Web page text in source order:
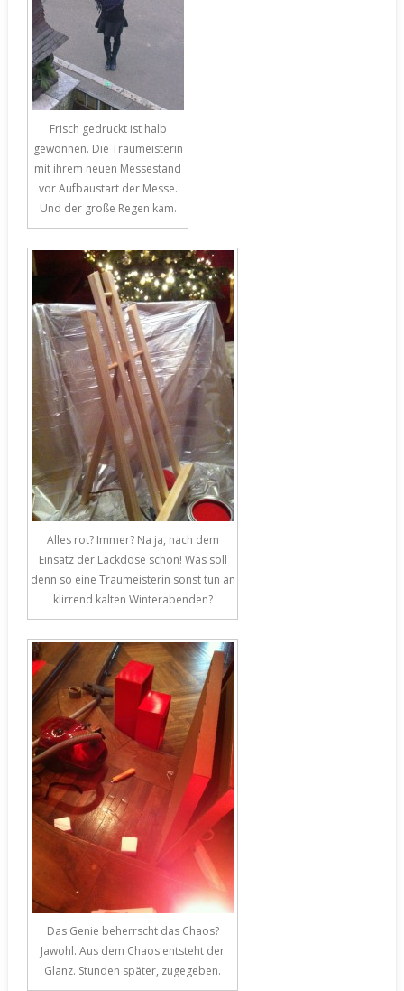
Frisch gedruckt ist halb
gewonnen. Die Traumeisterin
mit ihrem neuen Messestand
vor Aufbaustart der Messe.
Und der große Regen kam.
Alles rot? Immer? Na ja, nach dem
Einsatz der Lackdose schon! Was soll
denn so eine Traumeisterin sonst tun an
klirrend kalten Winterabenden?
Das Genie beherrscht das Chaos?
Jawohl. Aus dem Chaos entsteht der
Glanz. Stunden später, zugegeben.